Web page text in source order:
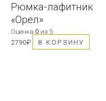
Рюмка-лафитник
«Орел»
Оценка 0из 5
2790₽ В КОРЗИНУ